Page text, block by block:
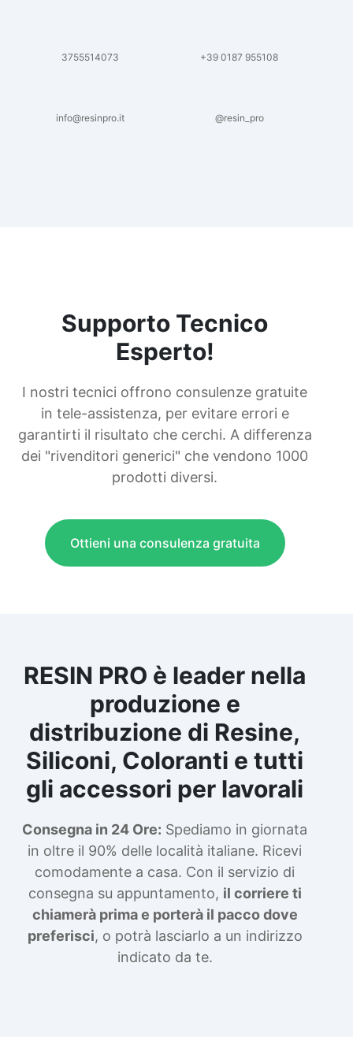
3755514073 +39 0187 955108
info@resinpro.it @resin_pro
Supporto Tecnico
Esperto!
I nostri tecnici offrono consulenze gratuite
in tele-assistenza, per evitare errori e
garantirti il risultato che cerchi. A differenza
dei "rivenditori generici" che vendono 1000
prodotti diversi.
Ottieni una consulenza gratuita
RESIN PRO è leader nella
produzione e
distribuzione di Resine,
Siliconi, Coloranti e tutti
gli accessori per lavorali
Consegna in 24 Ore: Spediamo in giornata
in oltre il 90% delle località italiane. Ricevi
comodamente a casa. Con il servizio di
consegna su appuntamento, il corriere ti
chiamerà prima e porterà il pacco dove
preferisci, o potrà lasciarlo a un indirizzo
indicato da te.